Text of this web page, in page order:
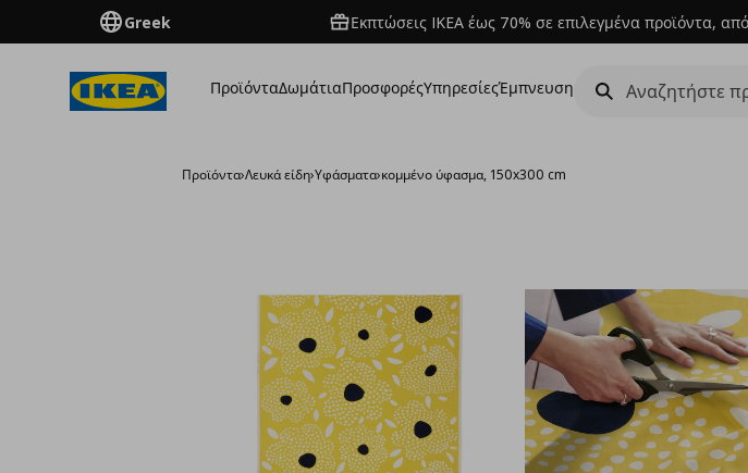
Greek Εκπτώσεις IKEA έως 70% σε επιλεγμένα προϊόντα,
ΠροϊόνταΔωμάτιαΠροσφορέςΥπηρεσίεςΈμπνευση
Προϊόντα›Λευκά είδη›Υφάσματα›κομμένο ύφασμα, 150x300 cm